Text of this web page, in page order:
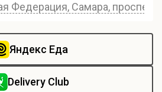
Федерация, Самара,
Яндекс Еда
Delivery Club